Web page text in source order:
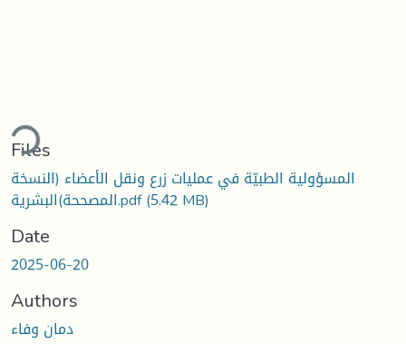
Files
المسؤولية الطبيّة في عمليات زرع ونقل الأعضاء (النسخة
المصححة)البشرية.pdf(5.42 MB)
Date
2025-06-20
Authors
دمان وفاء